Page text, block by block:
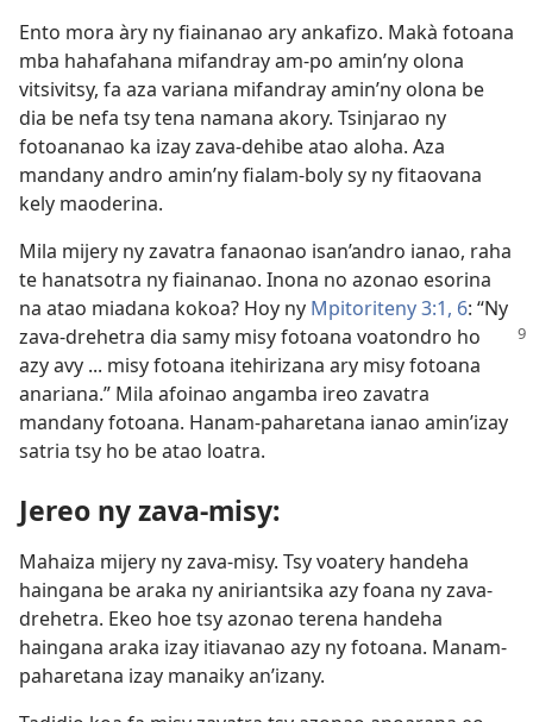
Ento mora àry ny fiainanao ary ankafizo. Makà fotoana
mba hahafahana mifandray am-po amin’ny olona
vitsivitsy, fa aza variana mifandray amin’ny olona be
dia be nefa tsy tena namana akory. Tsinjarao ny
fotoananao ka izay zava-dehibe atao aloha. Aza
mandany andro amin’ny fialam-boly sy ny fitaovana
kely maoderina.
Mila mijery ny zavatra fanaonao isan’andro ianao, raha
te hanatsotra ny fiainanao. Inona no azonao esorina
na atao miadana kokoa? Hoy ny Mpitoriteny 3:1, 6: “Ny
zava-drehetra dia samy misy fotoana voatondro ho
azy avy ... misy fotoana itehirizana ary misy fotoana
anariana.” Mila afoinao angamba ireo zavatra
mandany fotoana. Hanam-paharetana ianao amin’izay
satria tsy ho be atao loatra.
Jereo ny zava-misy:
Mahaiza mijery ny zava-misy. Tsy voatery handeha
haingana be araka ny aniriantsika azy foana ny zava-
drehetra. Ekeo hoe tsy azonao terena handeha
haingana araka izay itiavanao azy ny fotoana. Manam-
paharetana izay manaiky an’izany.